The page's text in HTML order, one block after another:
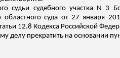
судьи судебного участка N 3
областного суда от 27 января
12.8 Кодекса Российской
делу прекратить на основании